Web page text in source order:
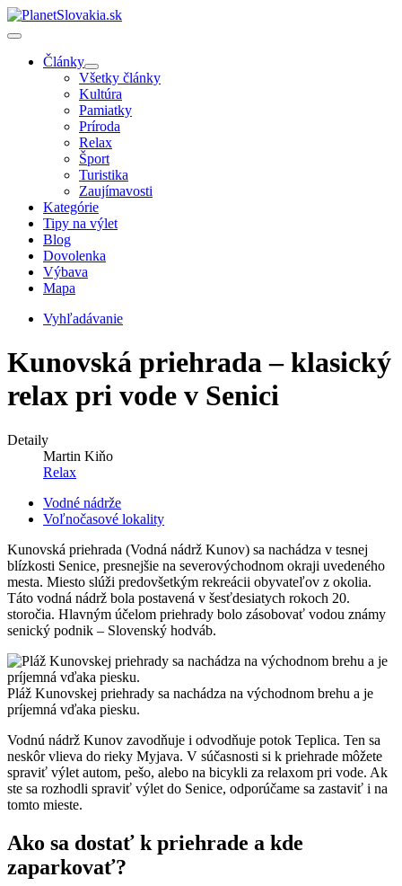
Články
Všetky články
Kultúra
Pamiatky
Príroda
Relax
Šport
Turistika
Zaujímavosti
Kategórie
Tipy na výlet
Blog
Dovolenka
Výbava
Mapa
Vyhľadávanie
Kunovská priehrada – klasický
relax pri vode v Senici
Detaily
Martin Kiňo
Relax
Vodné nádrže
Voľnočasové lokality
Kunovská priehrada (Vodná nádrž Kunov) sa nachádza v tesnej
blízkosti Senice, presnejšie na severovýchodnom okraji uvedeného
mesta. Miesto slúži predovšetkým rekreácii obyvateľov z okolia.
Táto vodná nádrž bola postavená v šesťdesiatych rokoch 20.
storočia. Hlavným účelom priehrady bolo zásobovať vodou známy
senický podnik – Slovenský hodváb.
Pláž Kunovskej priehrady sa nachádza na východnom brehu a je
príjemná vďaka piesku.
Vodnú nádrž Kunov zavodňuje i odvodňuje potok Teplica. Ten sa
neskôr vlieva do rieky Myjava. V súčasnosti si k priehrade môžete
spraviť výlet autom, pešo, alebo na bicykli za relaxom pri vode. Ak
ste sa rozhodli spraviť výlet do Senice, odporúčame sa zastaviť i na
tomto mieste.
Ako sa dostať k priehrade a kde
zaparkovať?